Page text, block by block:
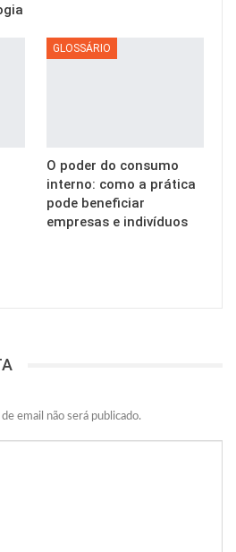
GLOSSÁRIO
O poder do consumo
interno: como a prática
pode beneficiar
empresas e indivíduos
email não será publicado.